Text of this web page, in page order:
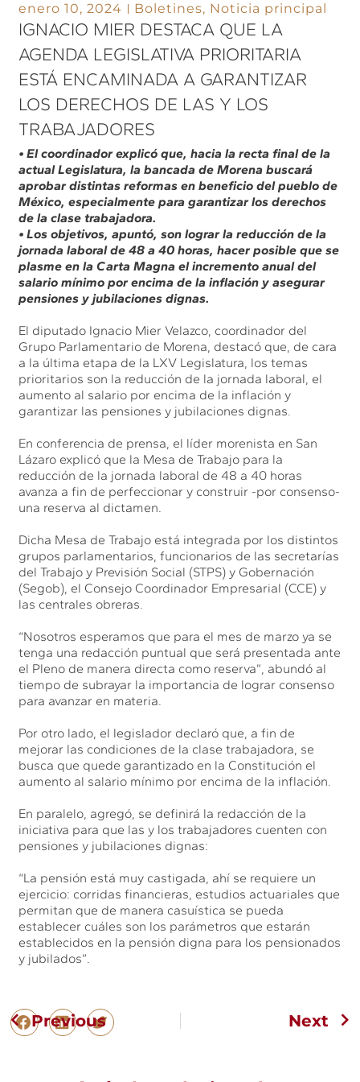
enero 10, 2024 Boletines, Noticia principal
IGNACIO MIER DESTACA QUE LA
AGENDA LEGISLATIVA PRIORITARIA
ESTÁ ENCAMINADA A GARANTIZAR
LOS DERECHOS DE LAS Y LOS
TRABAJADORES
• El coordinador explicó que, hacia la recta final de la
actual Legislatura, la bancada de Morena buscará
aprobar distintas reformas en beneficio del pueblo de
México, especialmente para garantizar los derechos
de la clase trabajadora.
• Los objetivos, apuntó, son lograr la reducción de la
jornada laboral de 48 a 40 horas, hacer posible que se
plasme en la Carta Magna el incremento anual del
salario mínimo por encima de la inflación y asegurar
pensiones y jubilaciones dignas.
El diputado Ignacio Mier Velazco, coordinador del
Grupo Parlamentario de Morena, destacó que, de cara
a la última etapa de la LXV Legislatura, los temas
prioritarios son la reducción de la jornada laboral, el
aumento al salario por encima de la inflación y
garantizar las pensiones y jubilaciones dignas.
En conferencia de prensa, el líder morenista en San
Lázaro explicó que la Mesa de Trabajo para la
reducción de la jornada laboral de 48 a 40 horas
avanza a fin de perfeccionar y construir -por consenso-
una reserva al dictamen.
Dicha Mesa de Trabajo está integrada por los distintos
grupos parlamentarios, funcionarios de las secretarías
del Trabajo y Previsión Social (STPS) y Gobernación
(Segob), el Consejo Coordinador Empresarial (CCE) y
las centrales obreras.
“Nosotros esperamos que para el mes de marzo ya se
tenga una redacción puntual que será presentada ante
el Pleno de manera directa como reserva”, abundó al
tiempo de subrayar la importancia de lograr consenso
para avanzar en materia.
Por otro lado, el legislador declaró que, a fin de
mejorar las condiciones de la clase trabajadora, se
busca que quede garantizado en la Constitución el
aumento al salario mínimo por encima de la inflación.
En paralelo, agregó, se definirá la redacción de la
iniciativa para que las y los trabajadores cuenten con
pensiones y jubilaciones dignas:
“La pensión está muy castigada, ahí se requiere un
ejercicio: corridas financieras, estudios actuariales que
permitan que de manera casuística se pueda
establecer cuáles son los parámetros que estarán
establecidos en la pensión digna para los pensionados
y jubilados”.
Previous Next